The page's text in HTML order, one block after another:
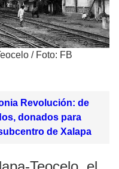
/ Foto: FB
Revolución: de
donados para
de Xalapa